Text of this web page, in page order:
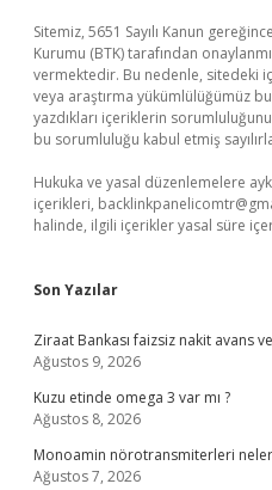
Sitemiz, 5651 Sayılı Kanun
Kurumu (BTK) tarafından
vermektedir. Bu nedenle, sitedeki
veya araştırma yükümlülüğümüz
yazdıkları içeriklerin
bu sorumluluğu kabul etmiş
Hukuka ve yasal düzenlemelere
içerikleri,
halinde, ilgili içerikler yasal süre
Son Yazılar
Ziraat Bankası faizsiz nakit avans
Ağustos 9, 2026
Kuzu etinde omega 3 var mı ?
Ağustos 8, 2026
Monoamin nörotransmiterleri
Ağustos 7, 2026